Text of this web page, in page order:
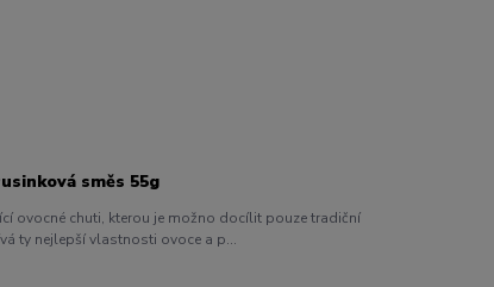
směs 55g
ovocné chuti, kterou je možno docílit pouze tradiční
ty nejlepší vlastnosti ovoce a p...